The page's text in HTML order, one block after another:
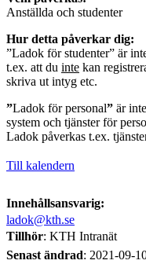
Anställda och studenter
Hur detta påverkar dig:
”Ladok för studenter” är
t.ex. att du inte kan
skriva ut intyg etc.
”Ladok för personal” är
system och tjänster för
Ladok påverkas t.ex.
Till kalendern
Innehållsansvarig:
ladok@kth.se
Tillhör: KTH Intranät
Senast ändrad: 2021-09-